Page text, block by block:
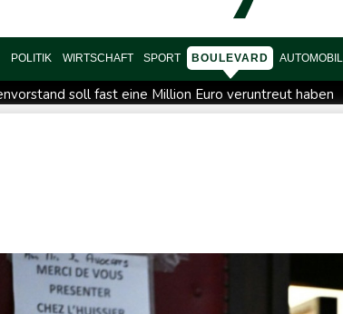
POLITIK WIRTSCHAFT SPORT BOULEVARD AUTOMOBIL
soll fast eine Million Euro veruntreut haben
DLRG: In